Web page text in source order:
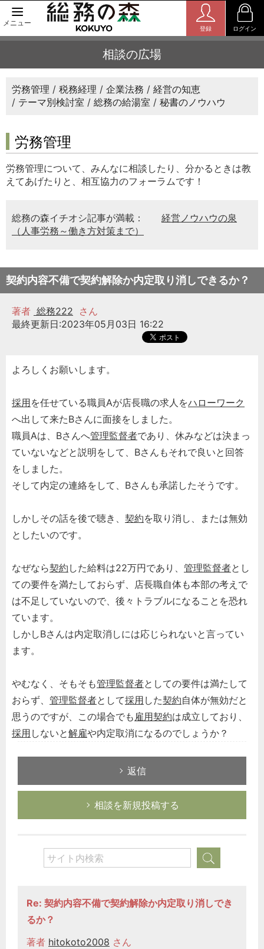
メニュー
登録 ログイン
相談の広場
労務管理 税務経理 企業法務
経営の知恵
テーマ別検討室
総務の給湯室 秘書のノウハウ
労務管理
労務管理について、みんなに相談したり、分かるときは教
えてあげたりと、相互協力のフォーラムです！
総務の森イチオシ記事が満載：
経営ノウハウの泉
（人事労務～働き方対策まで）
契約内容不備で契約解除か内定取り消しできるか？
著者 総務222
さん
最終更新日:2023年05月03日 16:22
よろしくお願いします。
採用を任せている職員Aが店長職の求人をハローワーク
へ出して来たBさんに面接をしました。
職員Aは、Bさんへ管理監督者であり、休みなどは決まっ
ていないなどと説明をして、Bさんもそれで良いと回答
をしました。
そして内定の連絡をして、Bさんも承諾したそうです。
しかしその話を後で聴き、 契約を取り消し、または無効
としたいのです。
なぜなら契約 した給料は22万円であり、 管理監督者とし
ての要件を満たしておらず、店長職自体も本部の考えで
は不足していないので、後々トラブルになることを恐れ
ています。
しかしBさんは内定取消しには応じられないと言ってい
ます。
やむなく、そもそも管理監督者としての要件は満たして
おらず、 管理監督者として採用 した契約自体が無効だと
思うのですが、この場合でも 雇用契約は成立しており、
採用 しないと解雇や内定取消になるのでしょうか？
返信
相談を新規投稿する
Re: 契約内容不備で契約解除か内定取り消しでき
るか？
著者 hitokoto2008 さん